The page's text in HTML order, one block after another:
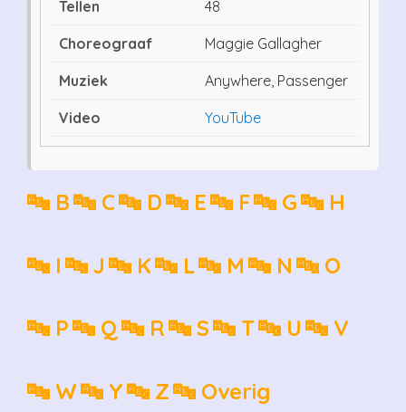
48
Maggie Gallagher
Anywhere, Passenger
YouTube
🔤 B🔤 C🔤 D🔤 E🔤 F🔤 G🔤 H
🔤 I 🔤 J 🔤 K🔤 L🔤 M 🔤 N 🔤 O
🔤 P🔤 Q 🔤 R🔤 S🔤 T🔤 U 🔤 V
🔤 W🔤 Y🔤 Z🔤 Overig